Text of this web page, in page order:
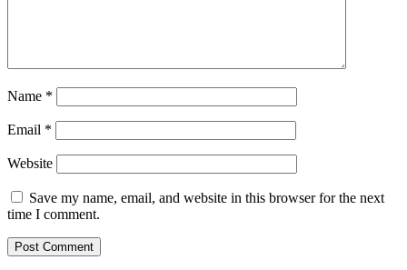
Name *
Email *
Website
Save my name, email, and website in this browser for the next
time I comment.